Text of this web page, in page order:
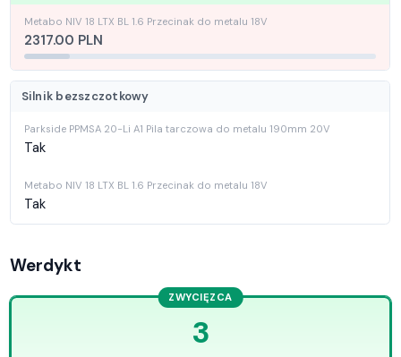
2317.00 PLN
Silnik bezszczotkowy
Tak
Tak
Werdykt
ZWYCIĘZCA
3